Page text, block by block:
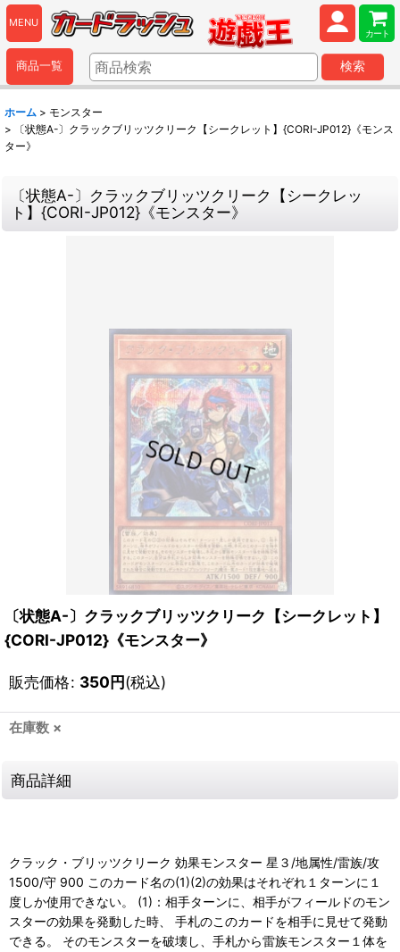
MENU
カート
商品一覧 検索
ホーム > モンスター
>
〔状態A-〕クラックブリッツクリーク【シークレット】{CORI-JP012}《モンス
ター》
〔状態A-〕クラックブリッツクリーク【シークレッ
ト】{CORI-JP012}《モンスター》
〔状態A-〕クラックブリッツクリーク【シークレット】
{CORI-JP012}《モンスター》
販売価格: 350円(税込)
在庫数 ×
商品詳細
クラック・ブリッツクリーク 効果モンスター 星３/地属性/雷族/攻
1500/守 900 このカード名の(1)(2)の効果はそれぞれ１ターンに１
度しか使用できない。 (1)：相手ターンに、相手がフィールドのモン
スターの効果を発動した時、 手札のこのカードを相手に見せて発動
できる。 そのモンスターを破壊し、手札から雷族モンスター１体を